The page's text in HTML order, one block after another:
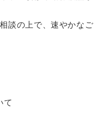
談の上で、速やかなご
て